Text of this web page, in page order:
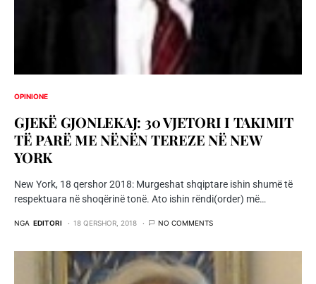
OPINIONE
GJEKË GJONLEKAJ: 30 VJETORI I TAKIMIT
TË PARË ME NËNËN TEREZE NË NEW
YORK
New York, 18 qershor 2018: Murgeshat shqiptare ishin shumë të
respektuara në shoqërinë tonë. Ato ishin rëndi(order) më…
NGA EDITORI 18 QERSHOR, 2018 NO COMMENTS